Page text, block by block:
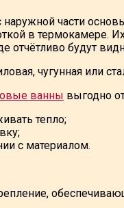
части
в термокамере.
отчётливо будут
ванны выгодно
тепло;
с материалом.